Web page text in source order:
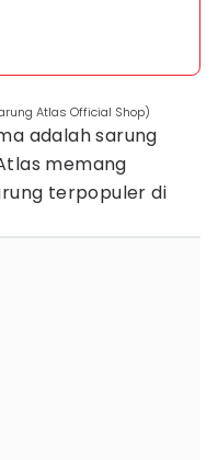
Atlas Official Shop)
adalah sarung
memang
terpopuler di